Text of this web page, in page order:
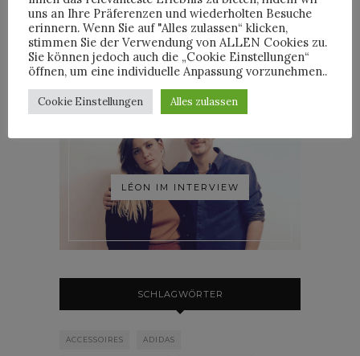
ROOSEVELT IM INTERVIEW
LÉON IM INTERVIEW
SCHLAGWÖRTER
ACCESSOIRES ADIDAS
uns an Ihre Präferenzen und wiederholten Besuche
erinnern. Wenn Sie auf "Alles zulassen“ klicken,
stimmen Sie der Verwendung von ALLEN Cookies zu.
Sie können jedoch auch die „Cookie Einstellungen“
öffnen, um eine individuelle Anpassung vorzunehmen..
Cookie Einstellungen Alles zulassen